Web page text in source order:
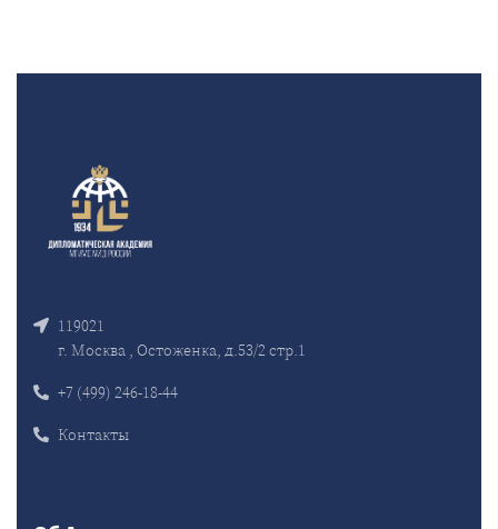
119021
г. Москва , Остоженка, д.53/2 стр.1
+7 (499) 246-18-44
Контакты